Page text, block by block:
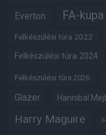
Everton FA-kupa
Felkészülési túra 2022
Felkészülési túra 2024
Felkészülési túra 2026
Glazer Hannibal
Harry Maguire